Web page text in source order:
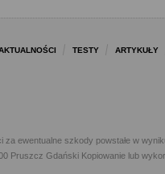
TESTY ARTYKUŁY
za ewentualne szkody powstałe w
Pruszcz Gdański Kopiowanie lub